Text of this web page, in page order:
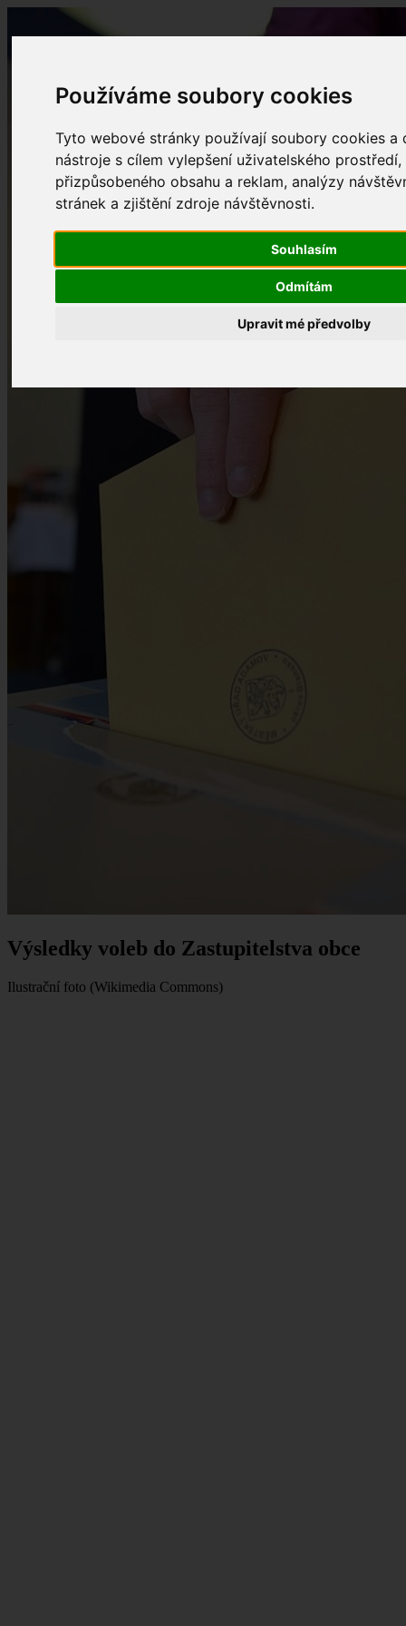
Používáme soubory cookies
Tyto webové stránky používají soubory cookies a
nástroje s cílem vylepšení uživatelského
přizpůsobeného obsahu a reklam, analýzy
stránek a zjištění zdroje návštěvnosti.
Souhlasím
Odmítám
Upravit mé předvolby
Výsledky voleb do Zastupitelstva obce
Ilustrační foto (Wikimedia Commons)